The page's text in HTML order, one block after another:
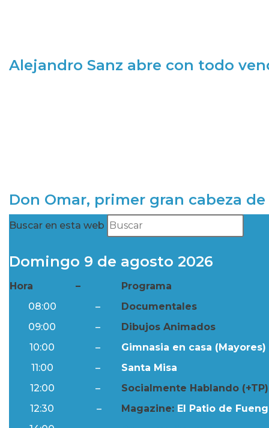
Alejandro Sanz abre con todo
Don Omar, primer gran cabeza
Buscar en esta web
Domingo 9 de agosto 2026
Hora –
Programa
08:00
–
Documentales
09:00
–
Dibujos Animados
10:00
–
Gimnasia en casa (Mayores)
11:00
–
Santa Misa
12:00
–
Socialmente Hablando (+TP)
12:30
– Magazine: El Patio de